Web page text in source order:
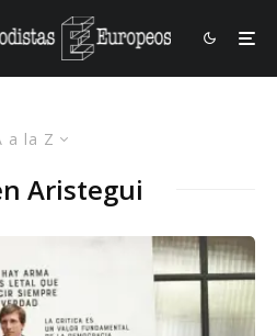
a la Z
Aristegui